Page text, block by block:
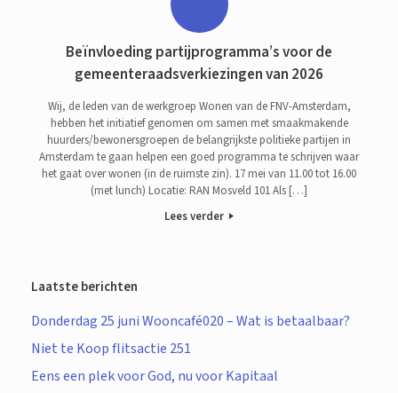
Beïnvloeding partijprogramma’s voor de
gemeenteraadsverkiezingen van 2026
Wij, de leden van de werkgroep Wonen van de FNV-Amsterdam,
hebben het initiatief genomen om samen met smaakmakende
huurders/bewonersgroepen de belangrijkste politieke partijen in
Amsterdam te gaan helpen een goed programma te schrijven waar
het gaat over wonen (in de ruimste zin). 17 mei van 11.00 tot 16.00
(met lunch) Locatie: RAN Mosveld 101 Als […]
Lees verder
Laatste berichten
Donderdag 25 juni Wooncafé020 – Wat is betaalbaar?
Niet te Koop flitsactie 251
Eens een plek voor God, nu voor Kapitaal